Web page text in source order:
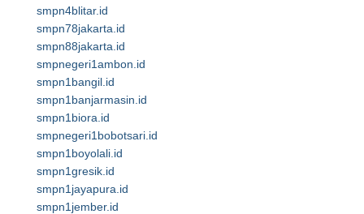
smpn4blitar.id
smpn78jakarta.id
smpn88jakarta.id
smpnegeri1ambon.id
smpn1bangil.id
smpn1banjarmasin.id
smpn1biora.id
smpnegeri1bobotsari.id
smpn1boyolali.id
smpn1gresik.id
smpn1jayapura.id
smpn1jember.id